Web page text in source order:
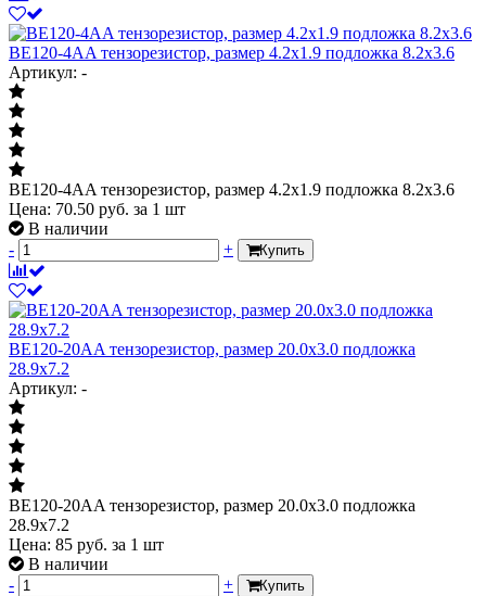
BE120-4AA тензорезистор, размер 4.2х1.9 подложка 8.2х3.6
Артикул: -
BE120-4AA тензорезистор, размер 4.2х1.9 подложка 8.2х3.6
Цена: 70.50 руб. за 1 шт
В наличии
-
+ Купить
BE120-20AA тензорезистор, размер 20.0х3.0 подложка
28.9х7.2
Артикул: -
BE120-20AA тензорезистор, размер 20.0х3.0 подложка
28.9х7.2
Цена: 85 руб. за 1 шт
В наличии
-
+ Купить